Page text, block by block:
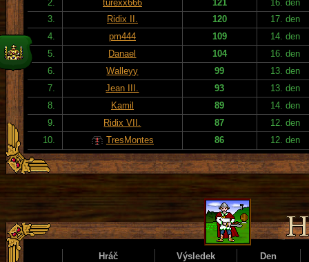
2.
turexx666 121
16. den
3.
Ridix II. 120
17. den
4.
pm444 109
14. den
5.
Danael 104
16. den
6.
Walleyy 99
13. den
7.
Jean III. 93
13. den
8.
Kamil 89
14. den
9.
Ridix VII. 87
12. den
10.
TresMontes 86 12. den
Hráč Výsledek
Den